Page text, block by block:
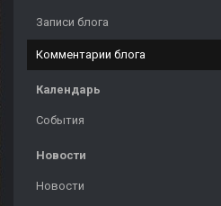
Записи блога
Комментарии блога
Календарь
События
Новости
Новости